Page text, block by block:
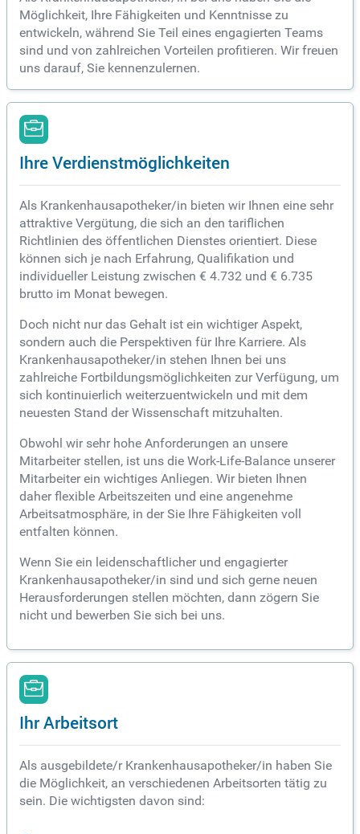
Möglichkeit, Ihre Fähigkeiten und Kenntnisse zu
entwickeln, während Sie Teil eines engagierten Teams
sind und von zahlreichen Vorteilen profitieren. Wir freuen
uns darauf, Sie kennenzulernen.
Ihre Verdienstmöglichkeiten
Als Krankenhausapotheker/in bieten wir Ihnen eine sehr
attraktive Vergütung, die sich an den tariflichen
Richtlinien des öffentlichen Dienstes orientiert. Diese
können sich je nach Erfahrung, Qualifikation und
individueller Leistung zwischen € 4.732 und € 6.735
brutto im Monat bewegen.
Doch nicht nur das Gehalt ist ein wichtiger Aspekt,
sondern auch die Perspektiven für Ihre Karriere. Als
Krankenhausapotheker/in stehen Ihnen bei uns
zahlreiche Fortbildungsmöglichkeiten zur Verfügung, um
sich kontinuierlich weiterzuentwickeln und mit dem
neuesten Stand der Wissenschaft mitzuhalten.
Obwohl wir sehr hohe Anforderungen an unsere
Mitarbeiter stellen, ist uns die Work-Life-Balance unserer
Mitarbeiter ein wichtiges Anliegen. Wir bieten Ihnen
daher flexible Arbeitszeiten und eine angenehme
Arbeitsatmosphäre, in der Sie Ihre Fähigkeiten voll
entfalten können.
Wenn Sie ein leidenschaftlicher und engagierter
Krankenhausapotheker/in sind und sich gerne neuen
Herausforderungen stellen möchten, dann zögern Sie
nicht und bewerben Sie sich bei uns.
Ihr Arbeitsort
Als ausgebildete/r Krankenhausapotheker/in haben Sie
die Möglichkeit, an verschiedenen Arbeitsorten tätig zu
sein. Die wichtigsten davon sind: